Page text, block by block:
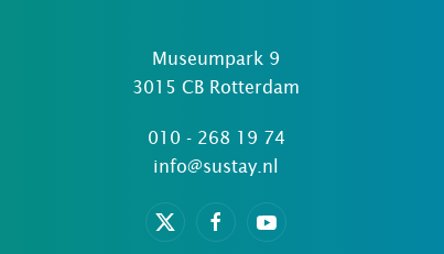
Museumpark 9
3015 CB Rotterdam
010 - 268 19 74
info@sustay.nl